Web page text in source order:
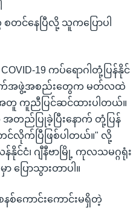
တင်နေပြီလို့ သူကပြောပါ
19 ကပ်ရောဂါတုံ့ပြန်နိုင်
ဖက်အဖွဲ့အစည်းတွေက မတ်လထဲ
တူ ကူညီပြင်ဆင်ထားပါတယ်။
ည်ပြုခဲ့ပြီးနောက် တုံ့ပြန်
င်လိုက်ပြီဖြစ်ပါတယ်။" လို့
နိုင်ငံ၊ ဂျီနီဗာမြို့ ကုလသမဂ္ဂရုံး
ပြောသွားတာပါ။
နစ်ကောင်းကောင်းမရှိတဲ့